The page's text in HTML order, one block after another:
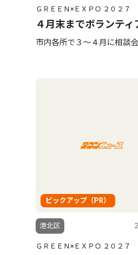
ＧＲＥＥＮ×ＥＸＰＯ ２０２７
４月末までボランティ
市内各所で３〜４月に相談会
ピックアップ（PR）
港北区
ＧＲＥＥＮ×ＥＸＰＯ ２０２７